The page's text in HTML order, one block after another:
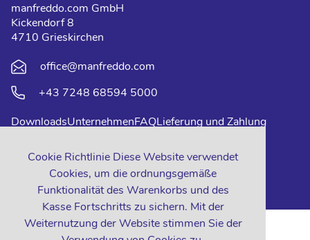
Cookie Richtlinie Diese Website verwendet
Cookies, um die ordnungsgemäße
Funktionalität des Warenkorbs und des
Kasse Fortschritts zu sichern. Mit der
Weiternutzung der Website stimmen Sie der
manfreddo.com GmbH
Kickendorf 8
4710 Grieskirchen
office@manfreddo.com
+43 7248 68594 5000
DownloadsUnternehmenFAQLieferung und Zahlung